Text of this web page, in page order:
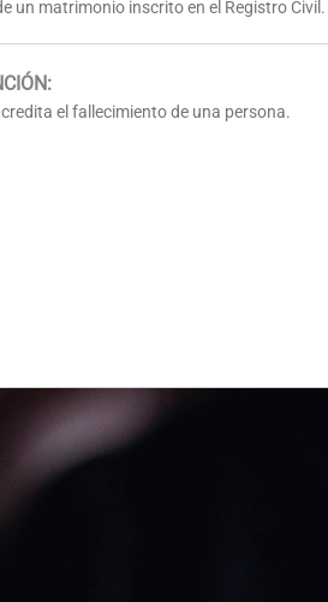
un matrimonio inscrito en el Registro Civil.
:
el fallecimiento de una persona.